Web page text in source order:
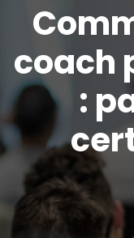
coach
: